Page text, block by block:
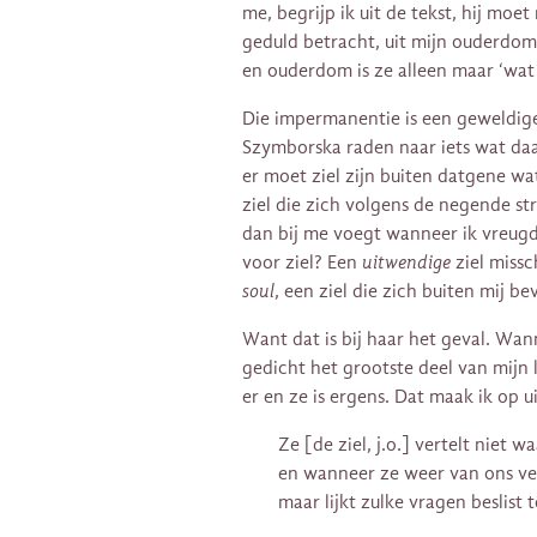
me, begrijp ik uit de tekst, hij
geduld betracht, uit mijn
en ouderdom is ze alleen maar
Die impermanentie is een
Szymborska raden naar iets wat
er moet ziel zijn buiten datgene
ziel die zich volgens de negende
dan bij me voegt wanneer ik
voor ziel? Een uitwendige ziel
soul, een ziel die zich buiten mij
Want dat is bij haar het geval.
gedicht het grootste deel van mijn
er en ze is ergens. Dat maak ik op
Ze [de ziel, j.o.] vertelt niet
en wanneer ze weer van ons
maar lijkt zulke vragen beslist